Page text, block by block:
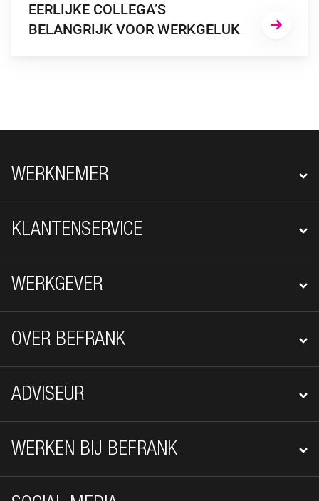
EERLIJKE COLLEGA’S
BELANGRIJK VOOR WERKGELUK
FOOTER NAVIGATIE
WERKNEMER
KLANTENSERVICE
WERKGEVER
OVER BEFRANK
ADVISEUR
WERKEN BIJ BEFRANK